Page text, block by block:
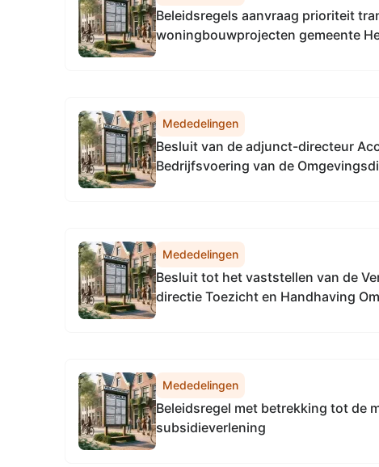
Beleidsregels aanvraag prioriteit
woningbouwprojecten gemeente
Mededelingen
Besluit van de adjunct-directeur
Bedrijfsvoering van de
Omgevingsdienst...
Mededelingen
Besluit tot het vaststellen van de
directie Toezicht en Handhaving
Mededelingen
Beleidsregel met betrekking tot de
subsidieverlening